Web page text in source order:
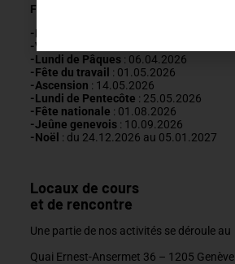
Fermetures annuelles :
-Nouvel An
-Vendredi saint :
-Lundi de Pâques: 06.04.2026
-Fête du travail : 01 .05.2026
-Ascension : 14.05.2026
-Lundi de Pentecôte : 25.05.2026
-Fête nationale : 01.08.2026
-Jeûne genevois: 10.09.2026
-Noël : du 24.12.2026 au 05.01.2027
Locaux de cours
et de rencontre
Une partie de nos activités se déroule au
Quai Ernest-Ansermet 36 – 1205 Genève